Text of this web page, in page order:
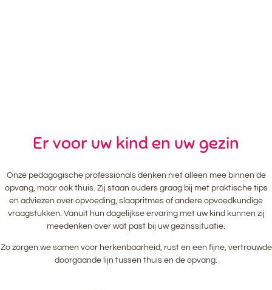
Er voor uw kind en uw gezin
Onze pedagogische professionals denken niet alleen mee binnen de
opvang, maar ook thuis. Zij staan ouders graag bij met praktische tips
en adviezen over opvoeding, slaapritmes of andere opvoedkundige
vraagstukken. Vanuit hun dagelijkse ervaring met uw kind kunnen zij
meedenken over wat past bij uw gezinssituatie.
Zo zorgen we samen voor herkenbaarheid, rust en een fijne, vertrouwde
doorgaande lijn tussen thuis en de opvang.